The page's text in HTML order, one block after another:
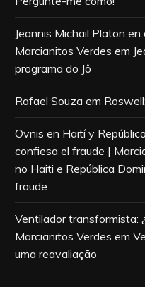
Jeannis Michail Platon en
Marcianitos Verdes em
programa do Jô
Rafael Souza em
Ovnis en Haití y
confiesa el fraude |
no Haiti e República
fraude
Ventilador transformista:
Marcianitos Verdes em
uma reavaliação